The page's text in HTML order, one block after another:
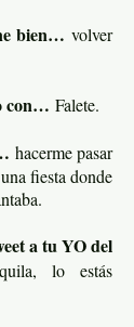
bien… volver
con… Falete.
hacerme pasar
fiesta donde
a tu YO del
lo estás